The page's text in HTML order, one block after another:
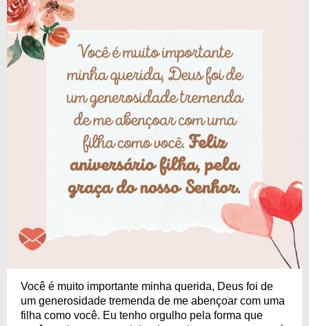
Você é muito importante minha querida, Deus foi de
um generosidade tremenda de me abençoar com uma
filha como você. Eu tenho orgulho pela forma que